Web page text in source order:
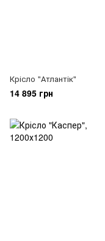
Крісло "Атлантік"
14 895 грн